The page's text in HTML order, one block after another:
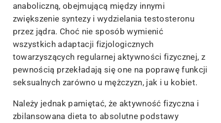
anaboliczną, obejmującą między innymi
zwiększenie syntezy i wydzielania testosteronu
przez jądra. Choć nie sposób wymienić
wszystkich adaptacji fizjologicznych
towarzyszących regularnej aktywności fizycznej, z
pewnością przekładają się one na poprawę funkcji
seksualnych zarówno u mężczyzn, jak i u kobiet.
Należy jednak pamiętać, że aktywność fizyczna i
zbilansowana dieta to absolutne podstawy